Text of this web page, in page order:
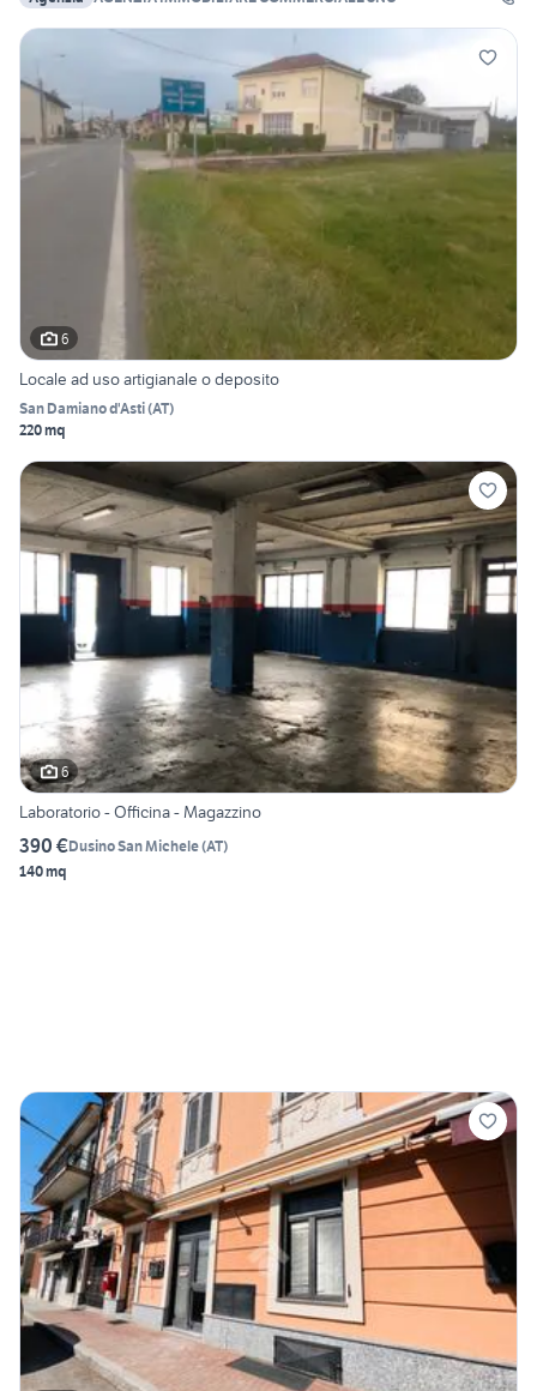
6
Locale ad uso artigianale o deposito
San Damiano d'Asti(AT)
220 mq
6
Laboratorio - Officina - Magazzino
390 €Dusino San Michele(AT)
140 mq